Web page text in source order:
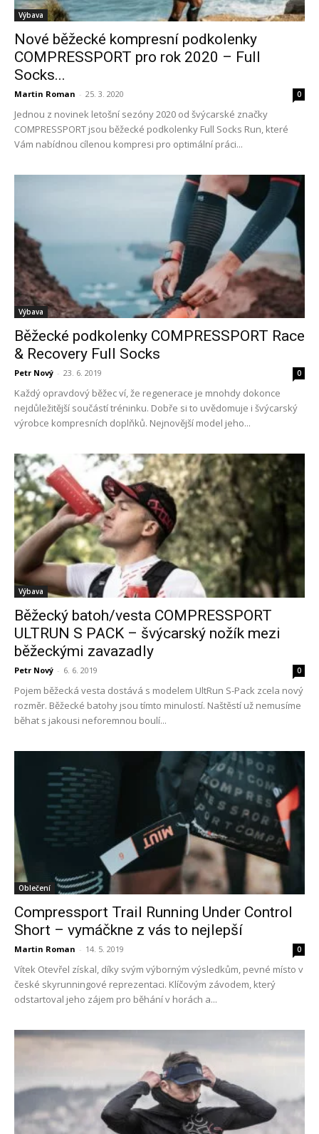
Výbava
Nové běžecké kompresní podkolenky
COMPRESSPORT pro rok 2020 – Full
Socks...
Martin Roman - 25. 3. 2020 0
Jednou z novinek letošní sezóny 2020 od švýcarské značky
COMPRESSPORT jsou běžecké podkolenky Full Socks Run, které
Vám nabídnou cílenou kompresi pro optimální práci...
Výbava
Běžecké podkolenky COMPRESSPORT Race
& Recovery Full Socks
Petr Nový - 23. 6. 2019 0
Každý opravdový běžec ví, že regenerace je mnohdy dokonce
nejdůležitější součástí tréninku. Dobře si to uvědomuje i švýcarský
výrobce kompresních doplňků. Nejnovější model jeho...
Výbava
Běžecký batoh/vesta COMPRESSPORT
ULTRUN S PACK – švýcarský nožík mezi
běžeckými zavazadly
Petr Nový - 6. 6. 2019 0
Pojem běžecká vesta dostává s modelem UltRun S-Pack zcela nový
rozměr. Běžecké batohy jsou tímto minulostí. Naštěstí už nemusíme
běhat s jakousi neforemnou boulí...
Oblečení
Compressport Trail Running Under Control
Short – vymáčkne z vás to nejlepší
Martin Roman - 14. 5. 2019 0
Vítek Otevřel získal, díky svým výborným výsledkům, pevné místo v
české skyrunningové reprezentaci. Klíčovým závodem, který
odstartoval jeho zájem pro běhání v horách a...